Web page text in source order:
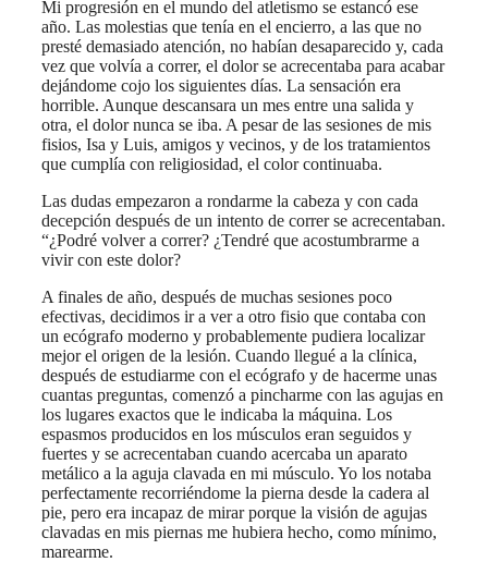
Mi progresión en el mundo del atletismo se estancó ese
año. Las molestias que tenía en el encierro, a las que no
presté demasiado atención, no habían desaparecido y, cada
vez que volvía a correr, el dolor se acrecentaba para acabar
dejándome cojo los siguientes días. La sensación era
horrible. Aunque descansara un mes entre una salida y
otra, el dolor nunca se iba. A pesar de las sesiones de mis
fisios, Isa y Luis, amigos y vecinos, y de los tratamientos
que cumplía con religiosidad, el color continuaba.
Las dudas empezaron a rondarme la cabeza y con cada
decepción después de un intento de correr se acrecentaban.
“¿Podré volver a correr? ¿Tendré que acostumbrarme a
vivir con este dolor?
A finales de año, después de muchas sesiones poco
efectivas, decidimos ir a ver a otro fisio que contaba con
un ecógrafo moderno y probablemente pudiera localizar
mejor el origen de la lesión. Cuando llegué a la clínica,
después de estudiarme con el ecógrafo y de hacerme unas
cuantas preguntas, comenzó a pincharme con las agujas en
los lugares exactos que le indicaba la máquina. Los
espasmos producidos en los músculos eran seguidos y
fuertes y se acrecentaban cuando acercaba un aparato
metálico a la aguja clavada en mi músculo. Yo los notaba
perfectamente recorriéndome la pierna desde la cadera al
pie, pero era incapaz de mirar porque la visión de agujas
clavadas en mis piernas me hubiera hecho, como mínimo,
marearme.